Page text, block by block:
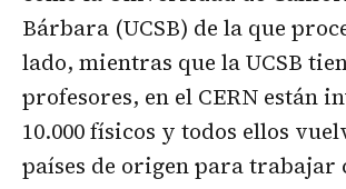
Bárbara (UCSB) de la que
lado, mientras que la UCSB
profesores, en el CERN están
10.000 físicos y todos ellos
países de origen para trabajar